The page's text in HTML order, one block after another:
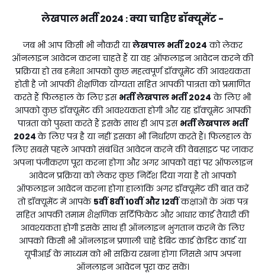
लेखपाल भर्ती 2024 :क्या चाहिए डॉक्यूमेंट -
जब भी आप किसी भी नौकरी यालेखपाल भर्ती 2024 को लेकर
ऑनलाइन आवेदन करना चाहते हैं या वह ऑफलाइन आवेदन करने की
प्रक्रिया हो तब हमेशा आपको कुछ महत्वपूर्ण डॉक्यूमेंट की आवश्यकता
होती है जो आपकी शैक्षणिक योग्यता सहित आपकी पात्रता को प्रमाणित
करते हैं फिलहाल के लिए इस भर्तीलेखपाल भर्ती 2024 के लिए भी
आपको कुछ डॉक्यूमेंट की आवश्यकता होगी और यह डॉक्यूमेंट आपकी
पात्रता को पुख्ता करते हैं इसके साथ ही आप इस भर्तीलेखपाल भर्ती
2024 के लिए पत्र है या नहीं इसका भी निर्धारण करते हैं। फिलहाल के
लिए सबसे पहले आपको संबंधित आवेदन करने की वेबसाइट पर जाकर
अपना पंजीकरण पूरा करना होगा और अगर आपको वहां पर ऑफलाइन
आवेदन प्रक्रिया को लेकर कुछ निर्देश दिया गया है तो आपको
ऑफलाइन आवेदन करना होगा हालांकि अगर डॉक्यूमेंट की बात करें
तो डॉक्यूमेंट में आपके 5वीं 8वीं 10वीं और 12वींकक्षाओं के अंक पत्र
सहित आपकी तमाम शैक्षणिक सर्टिफिकेट और आधार कार्ड तैयारी की
आवश्यकता होगी इसके साथ ही ऑनलाइन भुगतान करने के लिए
आपको किसी भी ऑनलाइन प्रणाली चाहे डेबिट कार्ड क्रेडिट कार्ड या
यूपीआई के माध्यम को भी सक्रिय रखना होगा जिससे आप अपना
ऑनलाइन आवेदन पूरा कर सकें।